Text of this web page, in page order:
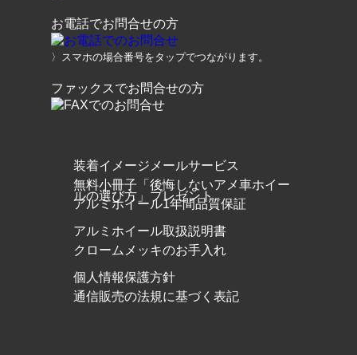
お電話でお問合せの方
〉スマホの場合番号をタップでつながります。
ファックスでお問合せの方
装着イメージメールサービス
無料小冊子「後悔しないアメ車ホイー
ルの選び方」プレゼント
アルミホイール1年間品質保証
アルミホイール取扱説明書
クロームメッキのお手入れ
個人情報保護方針
通信販売の法規に基づく表記